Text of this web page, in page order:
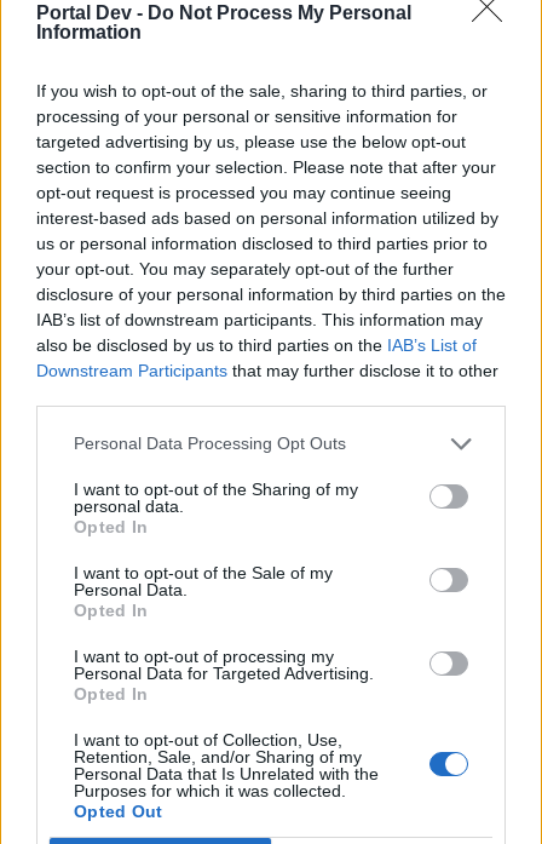
Portal Dev - Do Not Process My Personal
Information
If you wish to opt-out of the sale, sharing to third parties, or
processing of your personal or sensitive information for
targeted advertising by us, please use the below opt-out
section to confirm your selection. Please note that after your
opt-out request is processed you may continue seeing
interest-based ads based on personal information utilized by
us or personal information disclosed to third parties prior to
your opt-out. You may separately opt-out of the further
disclosure of your personal information by third parties on the
IAB’s list of downstream participants. This information may
also be disclosed by us to third parties on the IAB’s List of
Downstream Participants that may further disclose it to other
Personal Data Processing Opt Outs
I want to opt-out of the Sharing of my
personal data.
Opted In
I want to opt-out of the Sale of my
Personal Data.
Opted In
I want to opt-out of processing my
Personal Data for Targeted Advertising.
Opted In
I want to opt-out of Collection, Use,
Retention, Sale, and/or Sharing of my
Personal Data that Is Unrelated with the
Purposes for which it was collected.
Opted Out
criss2005 ... 2
Antworten:
PastorOfMuppets
Antworten:
30 Juli 2022
Blühende Vitalität
Magiermeister
Antworten:
2 26 Juli 2022
Nutzbarkeit von Items
PastorOfMuppets
Antworten: 2 4 Juli 2022
Warum eigentlich...
NoSpam
Antworten:
9
Questgeber inaktiv.
Luna8910
Antworten: 2 29 April 2022
Anzahl der Edelsteinslots
Antworten: 8 22 Februar 2022
unterschiedliche Slotanzahl der Verzauberungen ?
Garth_Firewind
Antworten:
Warum kann man manche Aufgaben nicht
erfolgreich in einer Gruppe erledigen?
ChantillyRose
Antworten:
Wie alt ist mein Account?
T0rN4d0243
Antworten:
Danfortesque26
Antworten: 4 13 November 2021
Kammer von Panoltiaco (Nahuatlan)
Susi58